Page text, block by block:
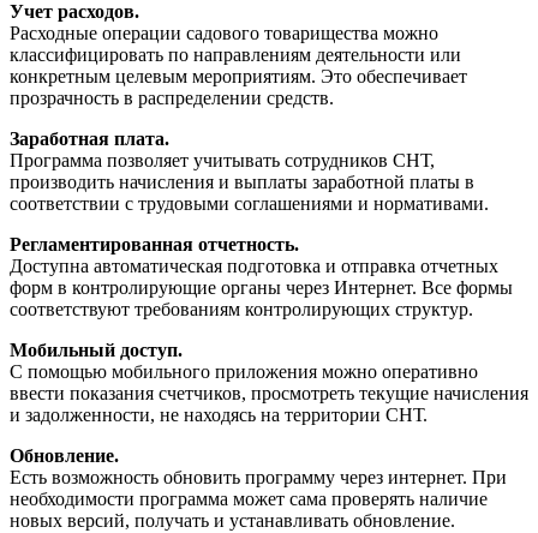
Учет расходов.
Расходные операции садового товарищества можно
классифицировать по направлениям деятельности или
конкретным целевым мероприятиям. Это обеспечивает
прозрачность в распределении средств.
Заработная плата.
Программа позволяет учитывать сотрудников СНТ,
производить начисления и выплаты заработной платы в
соответствии с трудовыми соглашениями и нормативами.
Регламентированная отчетность.
Доступна автоматическая подготовка и отправка отчетных
форм в контролирующие органы через Интернет. Все формы
соответствуют требованиям контролирующих структур.
Мобильный доступ.
С помощью мобильного приложения можно оперативно
ввести показания счетчиков, просмотреть текущие начисления
и задолженности, не находясь на территории СНТ.
Обновление.
Есть возможность обновить программу через интернет. При
необходимости программа может сама проверять наличие
новых версий, получать и устанавливать обновление.